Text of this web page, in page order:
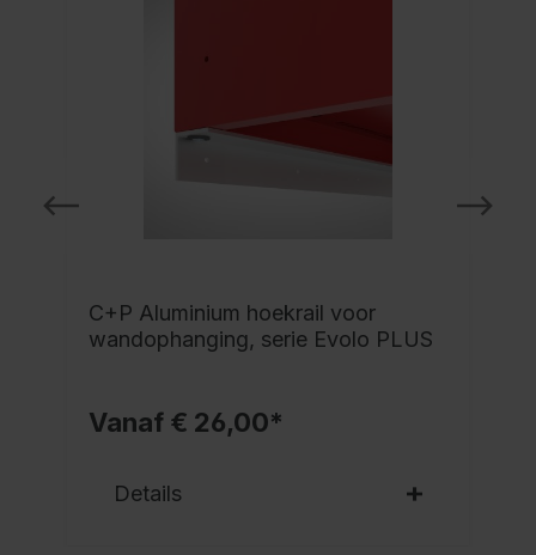
C+P Aluminium hoekrail voor
wandophanging, serie Evolo PLUS
Vanaf € 26,00*
Details